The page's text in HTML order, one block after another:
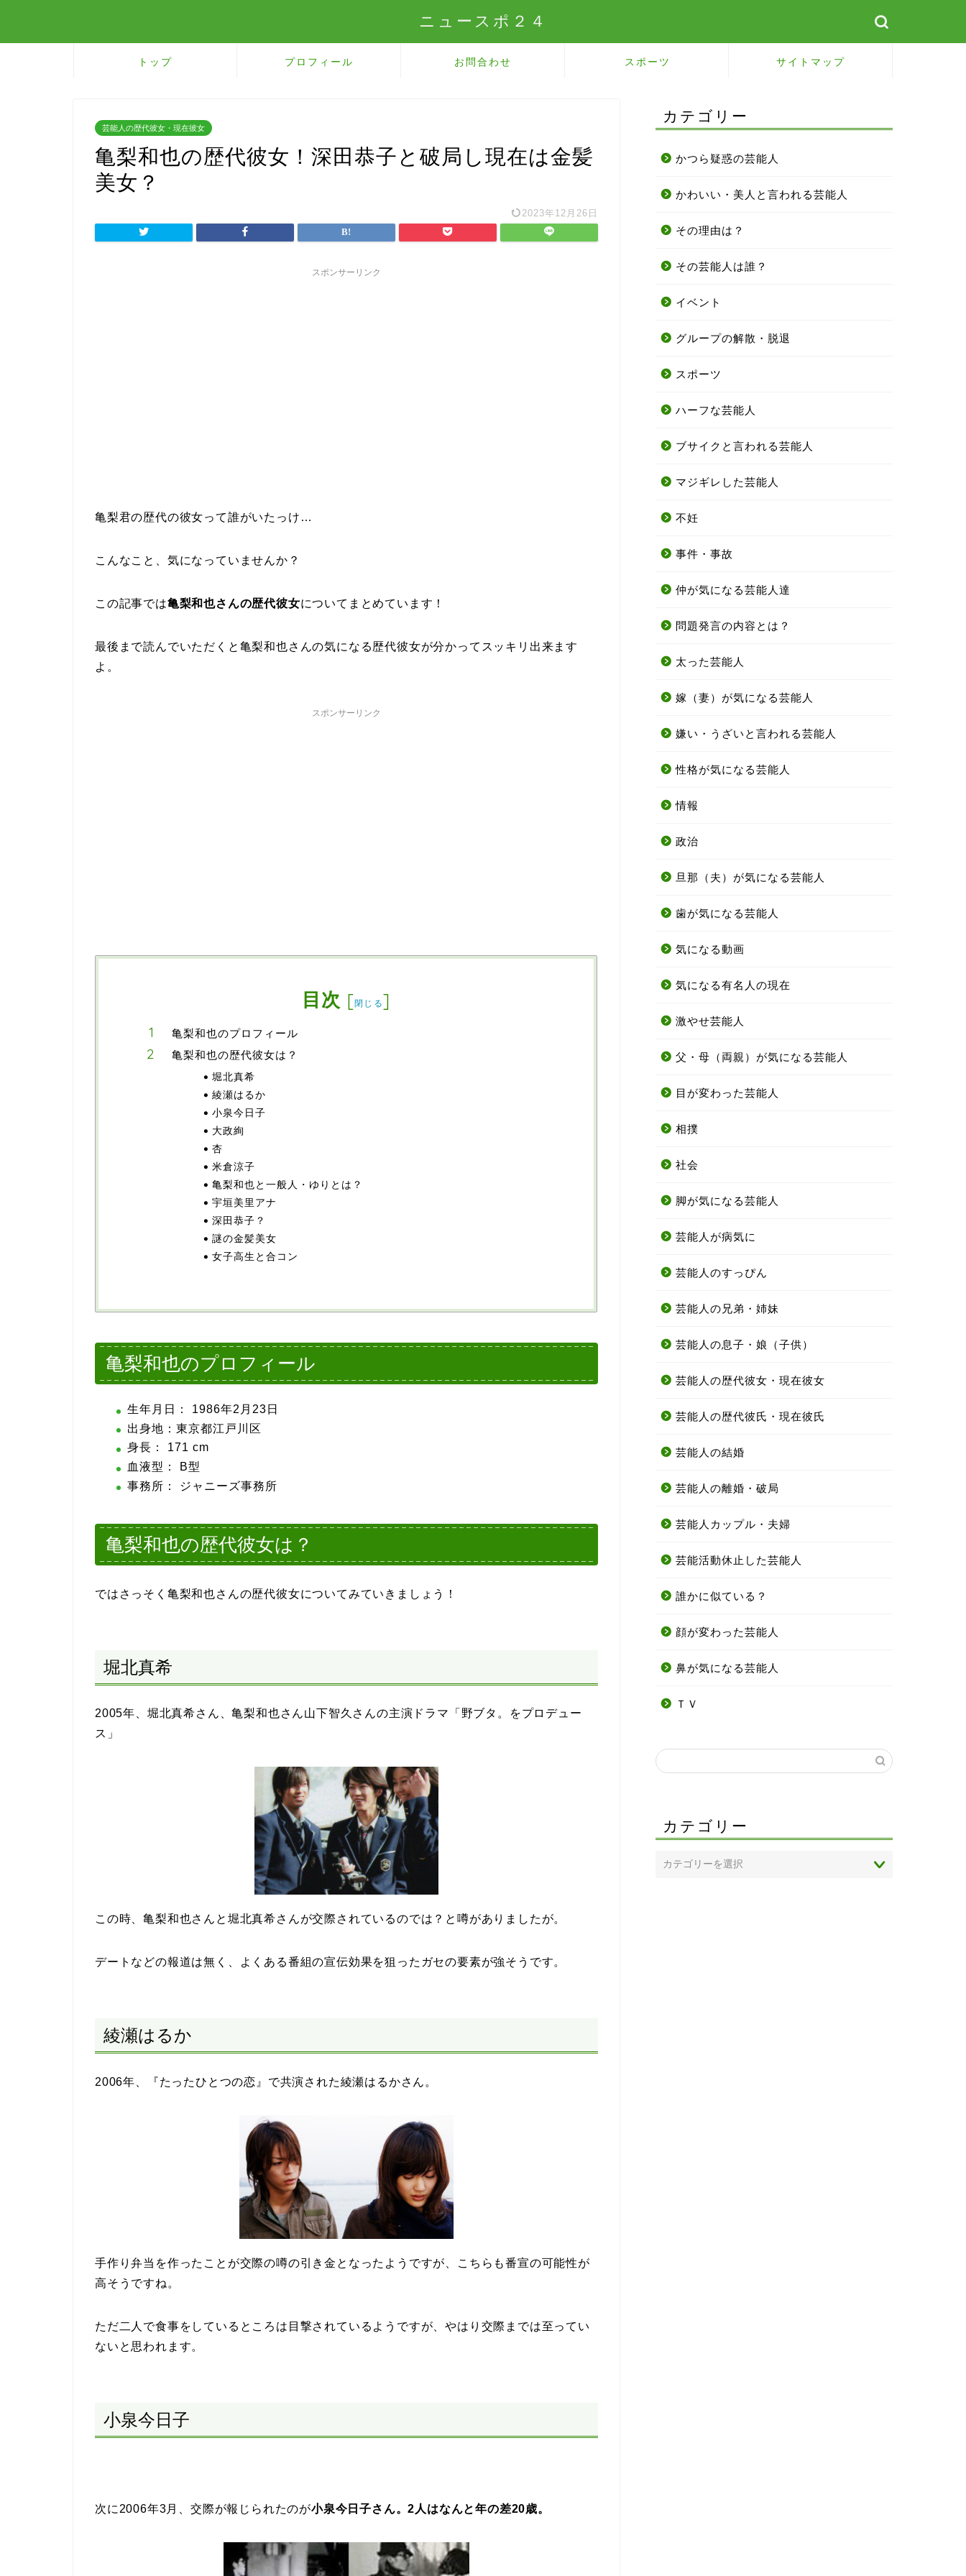
ニュースポ２４
トップ プロフィール お問合わせ スポーツ サイトマップ
芸能人の歴代彼女・現在彼女
亀梨和也の歴代彼女！深田恭子と破局し現在は金髪
美女？
2023年12月26日
スポンサーリンク
亀梨君の歴代の彼女って誰がいたっけ…
こんなこと、気になっていませんか？
この記事では亀梨和也さんの歴代彼女についてまとめています！
最後まで読んでいただくと亀梨和也さんの気になる歴代彼女が分かってスッキリ出来ます
よ。
スポンサーリンク
目次 [閉じる]
亀梨和也のプロフィール
亀梨和也の歴代彼女は？
堀北真希
綾瀬はるか
小泉今日子
大政絢
杏
米倉涼子
亀梨和也と一般人・ゆりとは？
宇垣美里アナ
深田恭子？
謎の金髪美女
女子高生と合コン
亀梨和也のプロフィール
生年月日： 1986年2月23日
出身地：東京都江戸川区
身長： 171 cm
血液型： B型
事務所： ジャニーズ事務所
亀梨和也の歴代彼女は？
ではさっそく亀梨和也さんの歴代彼女についてみていきましょう！
堀北真希
2005年、堀北真希さん、亀梨和也さん山下智久さんの主演ドラマ「野ブタ。をプロデュー
ス」
この時、亀梨和也さんと堀北真希さんが交際されているのでは？と噂がありましたが。
デートなどの報道は無く、よくある番組の宣伝効果を狙ったガセの要素が強そうです。
綾瀬はるか
2006年、『たったひとつの恋』で共演された綾瀬はるかさん。
手作り弁当を作ったことが交際の噂の引き金となったようですが、こちらも番宣の可能性が
高そうですね。
ただ二人で食事をしているところは目撃されているようですが、やはり交際までは至ってい
ないと思われます。
小泉今日子
次に2006年3月、交際が報じられたのが小泉今日子さん。2人はなんと年の差20歳。
カテゴリー
かつら疑惑の芸能人
かわいい・美人と言われる芸能人
その理由は？
その芸能人は誰？
イベント
グループの解散・脱退
スポーツ
ハーフな芸能人
ブサイクと言われる芸能人
マジギレした芸能人
不妊
事件・事故
仲が気になる芸能人達
問題発言の内容とは？
太った芸能人
嫁（妻）が気になる芸能人
嫌い・うざいと言われる芸能人
性格が気になる芸能人
情報
政治
旦那（夫）が気になる芸能人
歯が気になる芸能人
気になる動画
気になる有名人の現在
激やせ芸能人
父・母（両親）が気になる芸能人
目が変わった芸能人
相撲
社会
脚が気になる芸能人
芸能人が病気に
芸能人のすっぴん
芸能人の兄弟・姉妹
芸能人の息子・娘（子供）
芸能人の歴代彼女・現在彼女
芸能人の歴代彼氏・現在彼氏
芸能人の結婚
芸能人の離婚・破局
芸能人カップル・夫婦
芸能活動休止した芸能人
誰かに似ている？
顔が変わった芸能人
鼻が気になる芸能人
ＴＶ
カテゴリー